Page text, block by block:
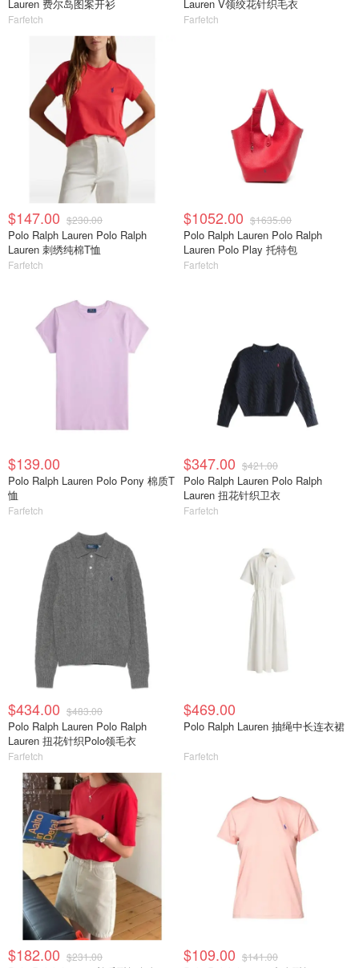
Lauren 费尔岛图案开衫
Farfetch
Lauren V领绞花针织毛衣
Farfetch
$147.00 $230.00
Polo Ralph Lauren Polo Ralph
Lauren 刺绣纯棉T恤
Farfetch
$1052.00 $1635.00
Polo Ralph Lauren Polo Ralph
Lauren Polo Play 托特包
Farfetch
$139.00
Polo Ralph Lauren Polo Pony 棉质T
恤
Farfetch
$347.00 $421.00
Polo Ralph Lauren Polo Ralph
Lauren 扭花针织卫衣
Farfetch
$434.00 $483.00
Polo Ralph Lauren Polo Ralph
Lauren 扭花针织Polo领毛衣
Farfetch
$469.00
Polo Ralph Lauren 抽绳中长连衣裙
Farfetch
$182.00 $231.00 $109.00 $141.00